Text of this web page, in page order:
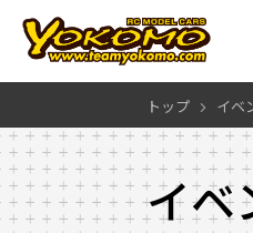
トップ イベ
イベ